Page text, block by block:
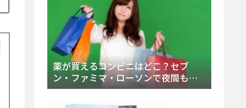
薬が買えるコンビニはどこ？セブ
ン・ファミマ・ローソンで夜間も買
える市販薬の種類と販売店の探し方